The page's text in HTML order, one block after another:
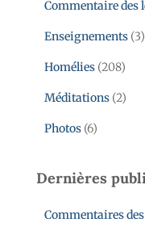
Commentaire des
Enseignements (3)
Homélies (208)
Méditations (2)
Photos (6)
Dernières
Commentaires des